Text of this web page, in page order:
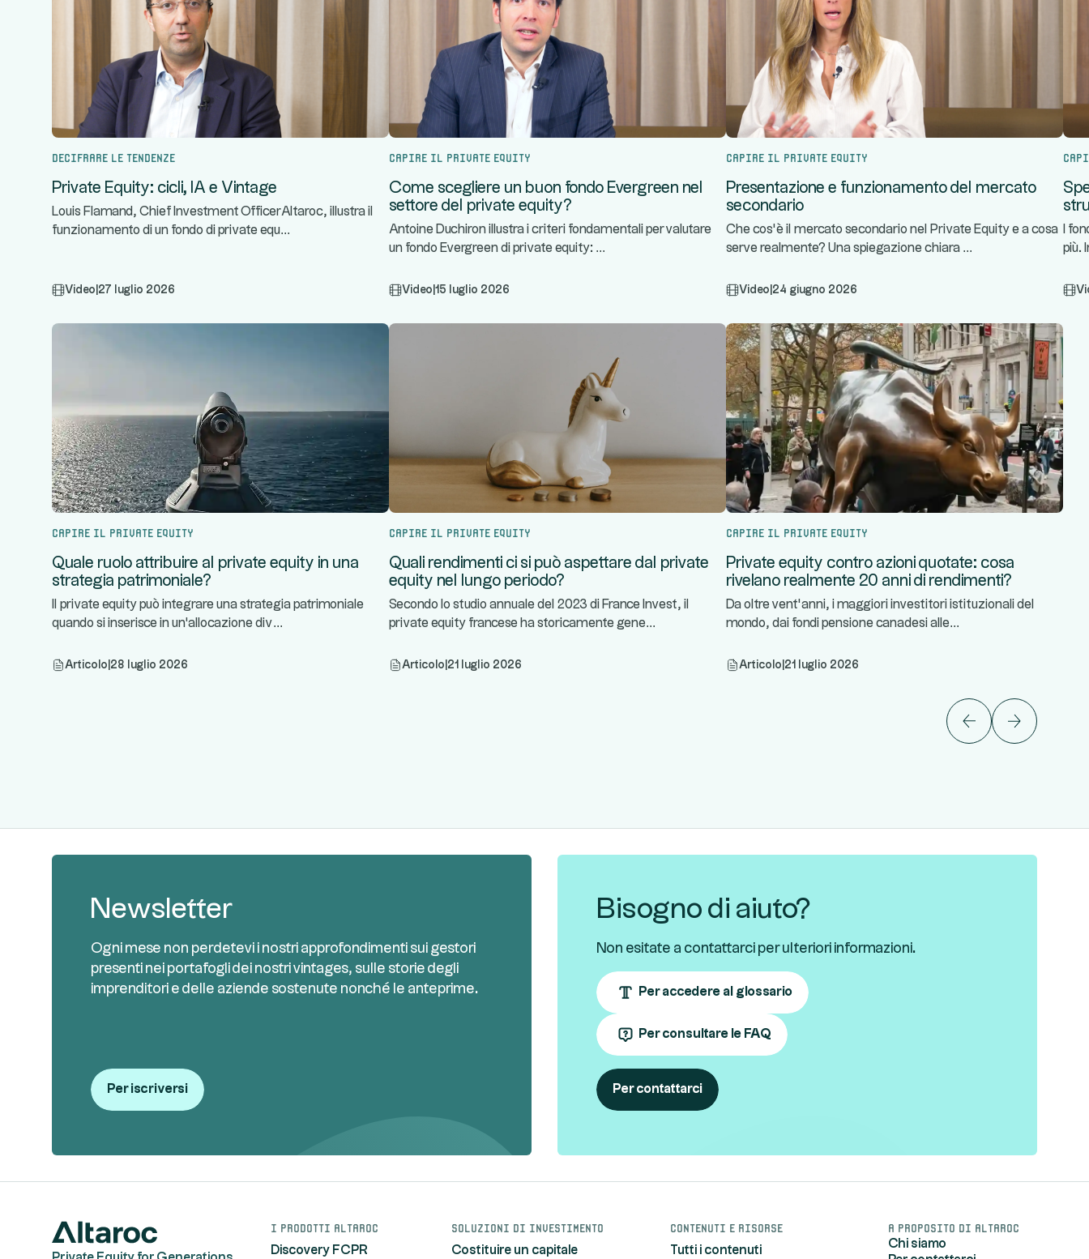
Decifrare le tendenze
Private Equity: cicli, IA e Vintage
Louis Flamand, Chief Investment OfficerAltaroc, illustra il
funzionamento di un fondo di private equ...
Video 27 luglio 2026
Capire il private equity
Come scegliere un buon fondo Evergreen nel
settore del private equity?
Antoine Duchiron illustra i criteri fondamentali per valutare
un fondo Evergreen di private equity: ...
Video 15 luglio 2026
Capire il private equity
Presentazione e funzionamento del mercato
secondario
Che cos’è il mercato secondario nel Private Equity e a cosa
serve realmente? Una spiegazione chiara ...
Video 24 giugno 2026
I
più.
Capire il private equity
Quale ruolo attribuire al private equity in una
strategia patrimoniale?
Il private equity può integrare una strategia patrimoniale
quando si inserisce in un'allocazione div...
Articolo 28 luglio 2026
Capire il private equity
Quali rendimenti ci si può aspettare dal private
equity nel lungo periodo?
Secondo lo studio annuale del 2023 di France Invest, il
private equity francese ha storicamente gene...
Articolo 21 luglio 2026
Capire il private equity
Private equity contro azioni quotate: cosa
rivelano realmente 20 anni di rendimenti?
Da oltre vent’anni, i maggiori investitori istituzionali del
mondo, dai fondi pensione canadesi alle...
Articolo 21 luglio 2026
Newsletter
Ogni mese non perdetevi i nostri approfondimenti sui gestori
presenti nei portafogli dei nostri vintages, sulle storie degli
imprenditori e delle aziende sostenute nonché le anteprime.
Per iscriversi
Bisogno di aiuto?
Non esitate a contattarci per ulteriori informazioni.
Per accedere al glossario
Per consultare le FAQ
Per contattarci
I prodotti Altaroc
Discovery FCPR
Soluzioni di investimento
Costituire un capitale
Contenuti e risorse
Tutti i contenuti
A proposito di Altaroc
Chi siamo